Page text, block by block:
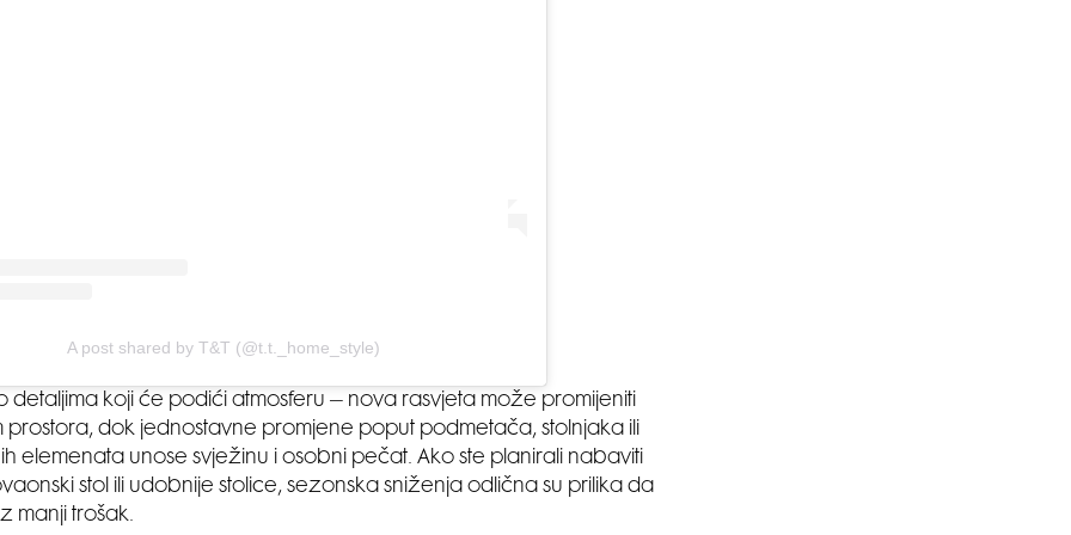
A post shared by T&T (@t.t._home_style)
detaljima koji će podići atmosferu – nova rasvjeta može promijeniti
prostora, dok jednostavne promjene poput podmetača, stolnjaka ili
elemenata unose svježinu i osobni pečat. Ako ste planirali nabaviti
stol ili udobnije stolice, sezonska sniženja odlična su prilika da
manji trošak.